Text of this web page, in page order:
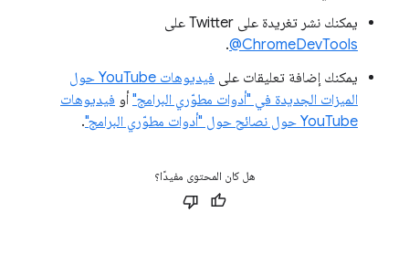
يمكنك نشر تغريدة على Twitter على
‎@ChromeDevTools
.
يمكنك إضافة تعليقات على
فيديوهات YouTube حول
الميزات الجديدة في "أدوات مطوّري البرامج"أو فيديوهات
YouTube حول نصائح حول "أدوات مطوّري البرامج"
.
هل كان المحتوى مفيدًا؟